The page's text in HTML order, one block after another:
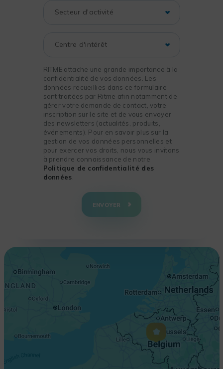
RITME attache une grande importance à la
confidentialité de vos données. Les
données recueillies dans ce formulaire
sont traitées par Ritme afin notamment de
gérer votre demande de contact, votre
inscription sur le site et de vous envoyer
des newsletters (actualités, produits,
événements). Pour en savoir plus sur la
gestion de vos données personnelles et
pour exercer vos droits, nous vous invitons
à prendre connaissance de notre
Politique de confidentialité des
données
ENVOYER